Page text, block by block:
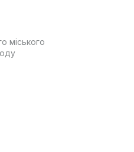
міського